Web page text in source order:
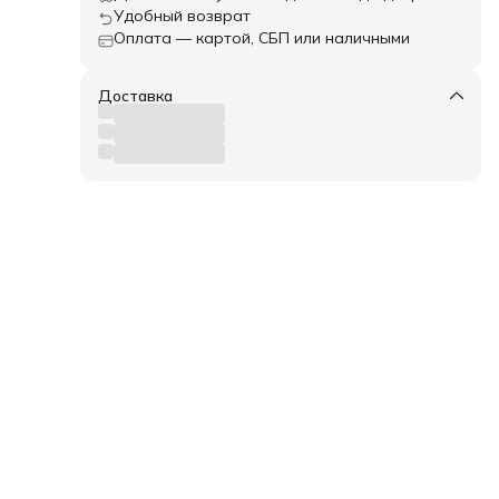
Удобный возврат
Оплата — картой, СБП или наличными
Доставка